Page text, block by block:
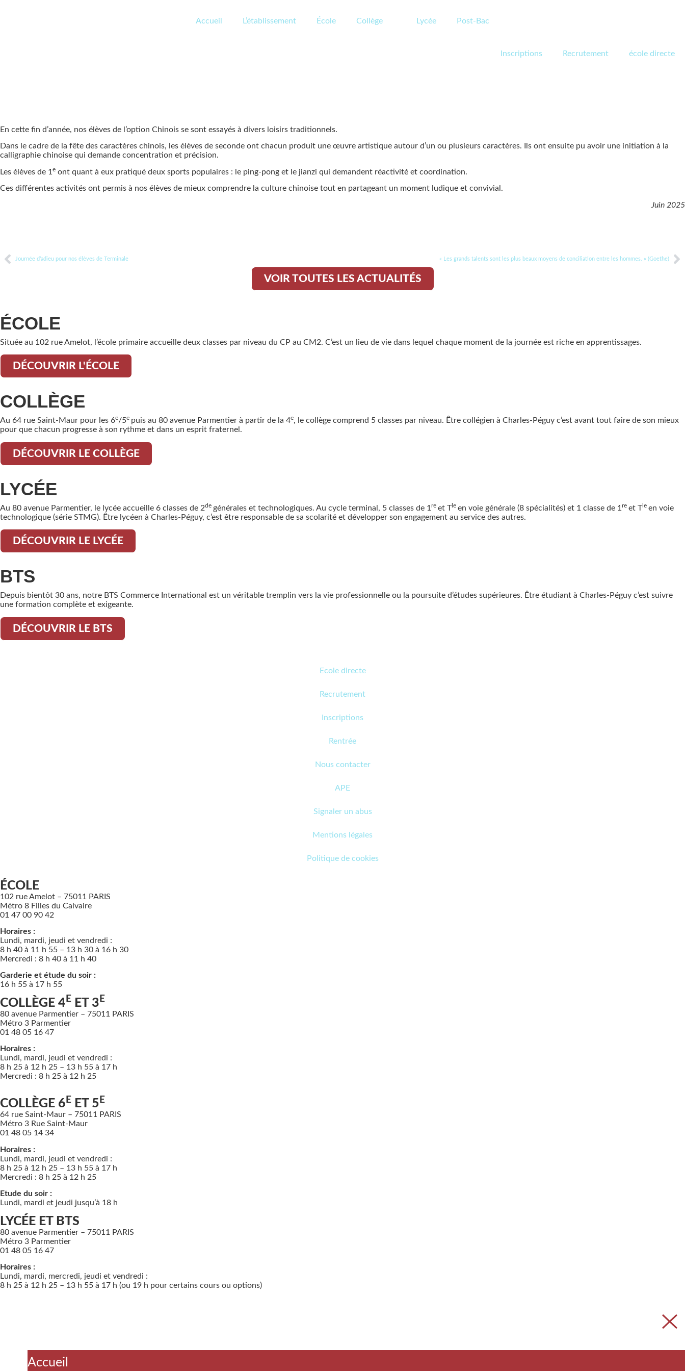
Accueil L’établissement École Collège Lycée Post-Bac
Inscriptions Recrutement école directe
En cette fin d’année, nos élèves de l’option Chinois se sont essayés à divers loisirs traditionnels.
Dans le cadre de la fête des caractères chinois, les élèves de seconde ont chacun produit une œuvre artistique autour d’un ou plusieurs caractères. Ils ont ensuite pu avoir une initiation à la
calligraphie chinoise qui demande concentration et précision.
Les élèves de 1 e ont quant à eux pratiqué deux sports populaires : le ping-pong et le jianzi qui demandent réactivité et coordination.
Ces différentes activités ont permis à nos élèves de mieux comprendre la culture chinoise tout en partageant un moment ludique et convivial.
Juin 2025
Journée d’adieu pour nos élèves de Terminale « Les grands talents sont les plus beaux moyens de conciliation entre les hommes. » (Goethe)
VOIR TOUTES LES ACTUALITÉS
ÉCOLE
Située au 102 rue Amelot, l’école primaire accueille deux classes par niveau du CP au CM2. C’est un lieu de vie dans lequel chaque moment de la journée est riche en apprentissages.
DÉCOUVRIR L'ÉCOLE
COLLÈGE
Au 64 rue Saint-Maur pour les 6e/5e puis au 80 avenue Parmentier à partir de la 4e, le collège comprend 5 classes par niveau. Être collégien à Charles-Péguy c’est avant tout faire de son mieux
pour que chacun progresse à son rythme et dans un esprit fraternel.
DÉCOUVRIR LE COLLÈGE
LYCÉE
Au 80 avenue Parmentier, le lycée accueille 6 classes de 2de générales et technologiques. Au cycle terminal, 5 classes de 1 re et Tle en voie générale (8 spécialités) et 1 classe de 1 re et Tle en voie
technologique (série STMG). Être lycéen à Charles-Péguy, c’est être responsable de sa scolarité et développer son engagement au service des autres.
DÉCOUVRIR LE LYCÉE
BTS
Depuis bientôt 30 ans, notre BTS Commerce International est un véritable tremplin vers la vie professionnelle ou la poursuite d’études supérieures. Être étudiant à Charles-Péguy c’est suivre
une formation complète et exigeante.
DÉCOUVRIR LE BTS
Ecole directe
Recrutement
Inscriptions
Rentrée
Nous contacter
APE
Signaler un abus
Mentions légales
Politique de cookies
ÉCOLE
102 rue Amelot – 75011 PARIS
Métro 8 Filles du Calvaire
01 47 00 90 42
Horaires :
Lundi, mardi, jeudi et vendredi :
8 h 40 à 11 h 55 – 13 h 30 à 16 h 30
Mercredi : 8 h 40 à 11 h 40
Garderie et étude du soir :
16 h 55 à 17 h 55
COLLÈGE 4 E ET 3 E
80 avenue Parmentier – 75011 PARIS
Métro 3 Parmentier
01 48 05 16 47
Horaires :
Lundi, mardi, jeudi et vendredi :
8 h 25 à 12 h 25 – 13 h 55 à 17 h
Mercredi : 8 h 25 à 12 h 25
COLLÈGE 6 E ET 5 E
64 rue Saint-Maur – 75011 PARIS
Métro 3 Rue Saint-Maur
01 48 05 14 34
Horaires :
Lundi, mardi, jeudi et vendredi :
8 h 25 à 12 h 25 – 13 h 55 à 17 h
Mercredi : 8 h 25 à 12 h 25
Etude du soir :
Lundi, mardi et jeudi jusqu’à 18 h
LYCÉE ET BTS
80 avenue Parmentier – 75011 PARIS
Métro 3 Parmentier
01 48 05 16 47
Horaires :
Lundi, mardi, mercredi, jeudi et vendredi :
8 h 25 à 12 h 25 – 13 h 55 à 17 h (ou 19 h pour certains cours ou options)
Accueil